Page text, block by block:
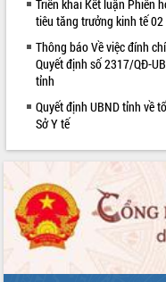
Kỳ họp thứ Hai, Hội đồng nhân
tỉnh khóa XI quyết nghị nhiều nội
quan trọng
Bí thư Tỉnh ủy Lương Nguyễn Minh
Triết thăm, tặng quà người có
cách mạng
Thường trực HĐND tỉnh Đắk Lắk
mặt Đoàn chuyên gia y tế TP. Hồ
Minh
Lễ truy điệu và an táng hài cốt liệt
tại Nghĩa trang Liệt sĩ xã Sơn Hòa
LIÊN KẾT WEB
Triển khai Kết luận Phiên
tiêu tăng trưởng kinh tế
Thông báo Về việc đính
Quyết định số 2317/QĐ-
tỉnh
Quyết định UBND tỉnh về
Sở Y tế